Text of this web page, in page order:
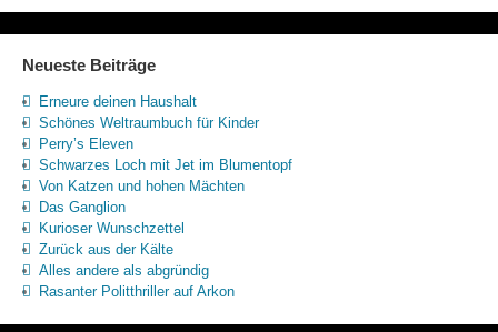
Neueste Beiträge
Erneure deinen Haushalt
Schönes Weltraumbuch für Kinder
Perry’s Eleven
Schwarzes Loch mit Jet im Blumentopf
Von Katzen und hohen Mächten
Das Ganglion
Kurioser Wunschzettel
Zurück aus der Kälte
Alles andere als abgründig
Rasanter Politthriller auf Arkon